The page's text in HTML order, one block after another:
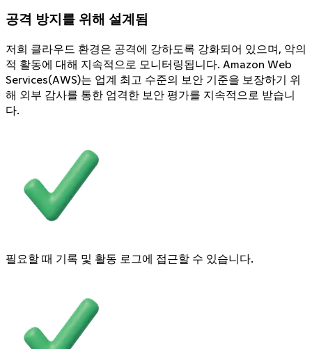
공격 방지를 위해 설계됨
저희 클라우드 환경은 공격에 강하도록 강화되어 있으며, 악의
적 활동에 대해 지속적으로 모니터링됩니다. Amazon Web
Services(AWS)는 업계 최고 수준의 보안 기준을 보장하기 위
해 외부 감사를 통한 엄격한 보안 평가를 지속적으로 받습니
다.
필요할 때 기록 및 활동 로그에 접근할 수 있습니다.